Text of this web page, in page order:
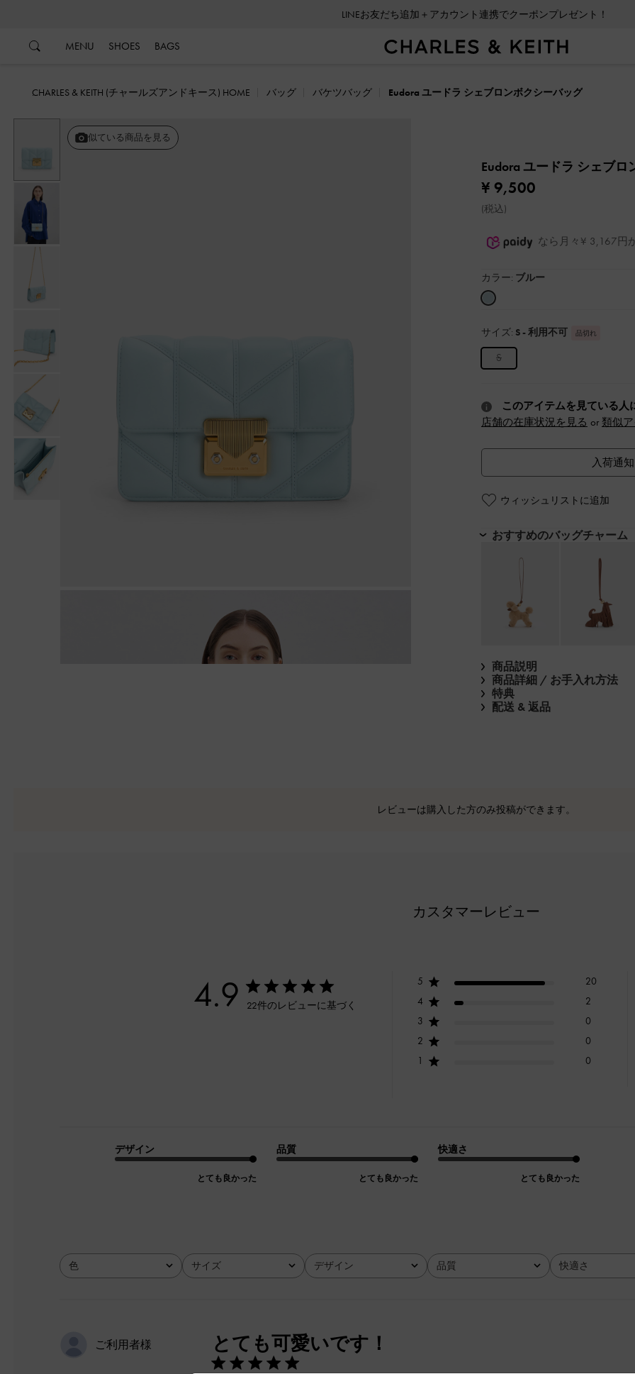
LINEお友だち追加＋アカウント連携でクーポンプレゼント！
会員登録＋ニュースレター登録で10%OFFクーポンプレゼント！
MENU SHOES BAGS
CHARLES & KEITH (チャールズアンドキース) HOME バッグ バケツバッグ Eudora ユードラ シェブロンボクシーバッグ
似ている商品を見る
Eudora ユードラ シェブ
¥ 9,500
(税込)
なら月々¥ 3,167円
カラー: ブルー
サイズ: S - 利用不可 品切れ
S
このアイテムを見ている人
店舗の在庫状況を見る or 類似
入荷通
ウィッシュリストに追加
おすすめのバッグチャーム
商品説明
商品詳細 / お手入れ方法
特典
配送 & 返品
レビューは購入した方のみ投稿ができます。
カスタマーレビュー
4.9 22件のレビューに基づく
5
20
4
2
3
0
2
0
1
0
デザイン
とても良かった
品質
とても良かった
快適さ
とても良かった
色全て サイズ
全て デザイン
全て 品質
全て 快適さ
全て
ご利用者様 とても可愛いです！